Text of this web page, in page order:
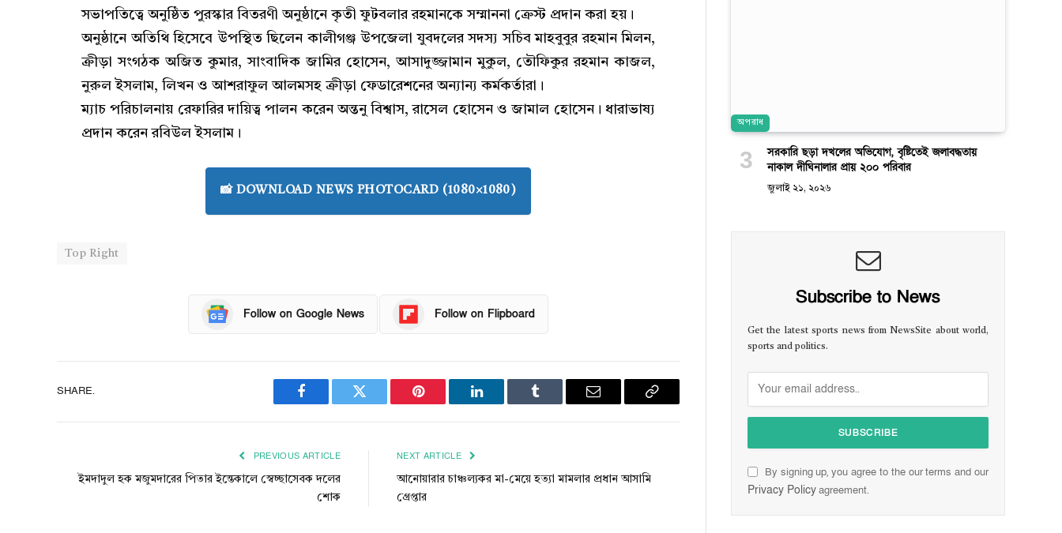
সভাপতিত্বে অনুষ্ঠিত পুরস্কার বিতরণী অনুষ্ঠানে কৃতী ফুটবলার রহমানকে সম্মাননা ক্রেস্ট প্রদান করা হয়।
অনুষ্ঠানে অতিথি হিসেবে উপস্থিত ছিলেন কালীগঞ্জ উপজেলা যুবদলের সদস্য সচিব মাহবুবুর রহমান মিলন,
ক্রীড়া সংগঠক অজিত কুমার, সাংবাদিক জামির হোসেন, আসাদুজ্জামান মুকুল, তৌফিকুর রহমান কাজল,
নুরুল ইসলাম, লিখন ও আশরাফুল আলমসহ ক্রীড়া ফেডারেশনের অন্যান্য কর্মকর্তারা।
ম্যাচ পরিচালনায় রেফারির দায়িত্ব পালন করেন অন্তনু বিশ্বাস, রাসেল হোসেন ও জামাল হোসেন। ধারাভাষ্য
প্রদান করেন রবিউল ইসলাম।
📸 DOWNLOAD NEWS PHOTOCARD (1080×1080)
Top Right
Follow on Google News Follow on Flipboard
SHARE.
Facebook Twitter Pinterest LinkedIn Tumblr Email
Copy
PREVIOUS ARTICLE
ইমদাদুল হক মজুমদারের পিতার ইন্তেকালে স্বেচ্ছাসেবক দলের
শোক
NEXT ARTICLE
আনোয়ারার চাঞ্চল্যকর মা-মেয়ে হত্যা মামলার প্রধান আসামি
গ্রেপ্তার
অপরাধ
সরকারি ছড়া দখলের অভিযোগ, বৃষ্টিতেই জলাবদ্ধতায়
নাকাল দীঘিনালার প্রায় ২০০ পরিবার
জুলাই ২১, ২০২৬
Subscribe to News
Get the latest sports news from NewsSite about world,
sports and politics.
By signing up, you agree to the our terms and our
Privacy Policyagreement.